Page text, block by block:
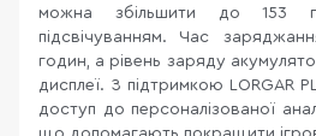
можна збільшити до 153
підсвічуванням. Час
годин, а рівень заряду
дисплеї. З підтримкою LORGAR
доступ до персоналізованої